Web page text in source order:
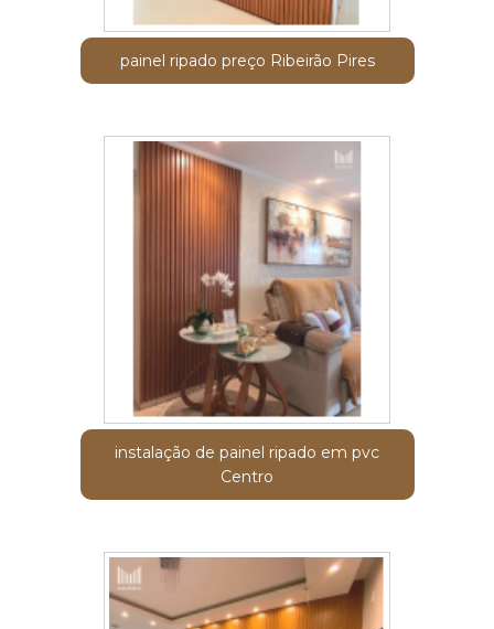
painel ripado preço Ribeirão Pires
instalação de painel ripado em pvc
Centro